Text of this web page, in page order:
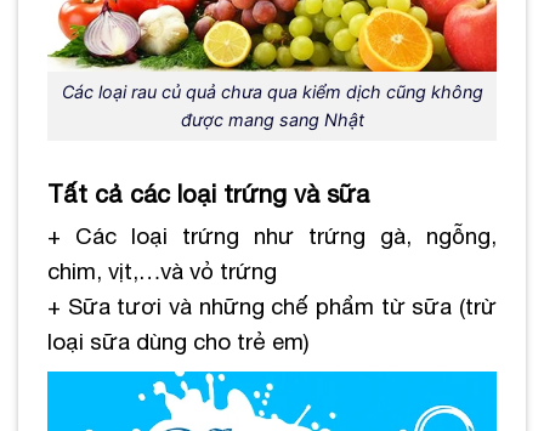
Các loại rau củ quả chưa qua kiểm dịch cũng không
được mang sang Nhật
Tất cả các loại trứng và sữa
+ Các loại trứng như trứng gà, ngỗng,
chim, vịt,…và vỏ trứng
+ Sữa tươi và những chế phẩm từ sữa (trừ
loại sữa dùng cho trẻ em)